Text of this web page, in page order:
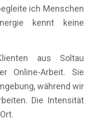
ich Menschen
kennt keine
aus Soltau
Online-Arbeit. Sie
während wir
Die Intensität